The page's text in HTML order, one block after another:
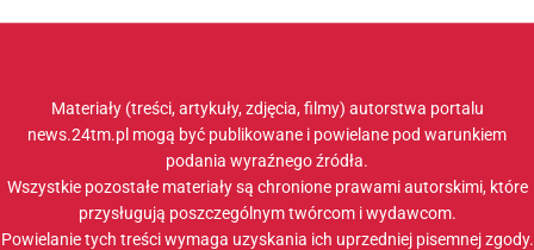
Materiały (treści, artykuły, zdjęcia, filmy) autorstwa portalu
news.24tm.pl mogą być publikowane i powielane pod warunkiem
podania wyraźnego źródła.
Wszystkie pozostałe materiały są chronione prawami autorskimi, które
przysługują poszczególnym twórcom i wydawcom.
Powielanie tych treści wymaga uzyskania ich uprzedniej pisemnej zgody.